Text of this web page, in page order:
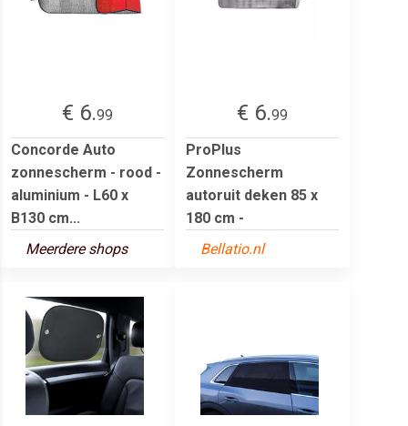
€ 6.99
Concorde Auto
zonnescherm - rood -
aluminium - L60 x
B130 cm...
Meerdere shops
€ 6.99
ProPlus
Zonnescherm
autoruit deken 85 x
180 cm -
Bellatio.nl